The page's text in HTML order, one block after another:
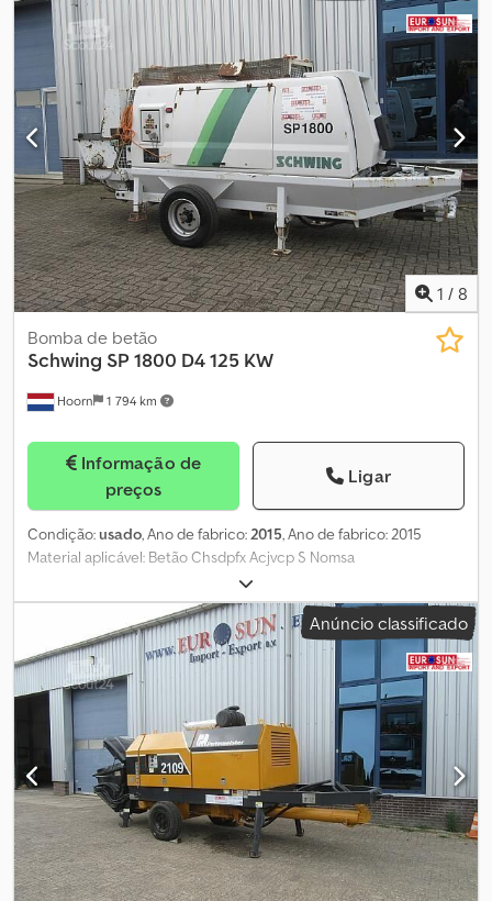
Mercedes Axor 1829 Ano de fabrico: 2007 639.000 km 2.865 horas
de funcionamento Cedpfx Asx Emfdjcmeha
1 / 8
Hoorn 1 794 km
Bomba de betão
Schwing SP 1800 D4 125 KW
Informação de
preços
Ligar
Condição:usado, Ano de fabrico:2015, Ano de fabrico: 2015
Material aplicável: Betão Chsdpfx Acjvcp S Nomsa
Anúncio classificado